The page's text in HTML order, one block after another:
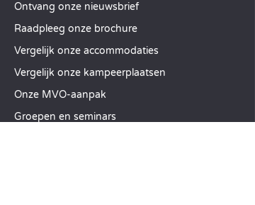
Ontvang onze nieuwsbrief
Raadpleeg onze brochure
Vergelijk onze accommodaties
Vergelijk onze kampeerplaatsen
Onze MVO-aanpak
Groepen en seminars